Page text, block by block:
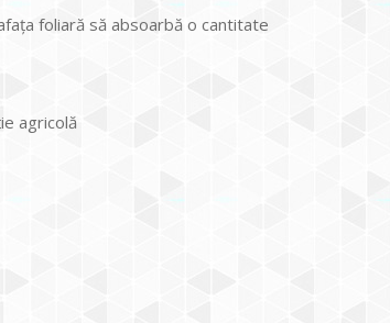
foliară să absoarbă o cantitate
agricolă